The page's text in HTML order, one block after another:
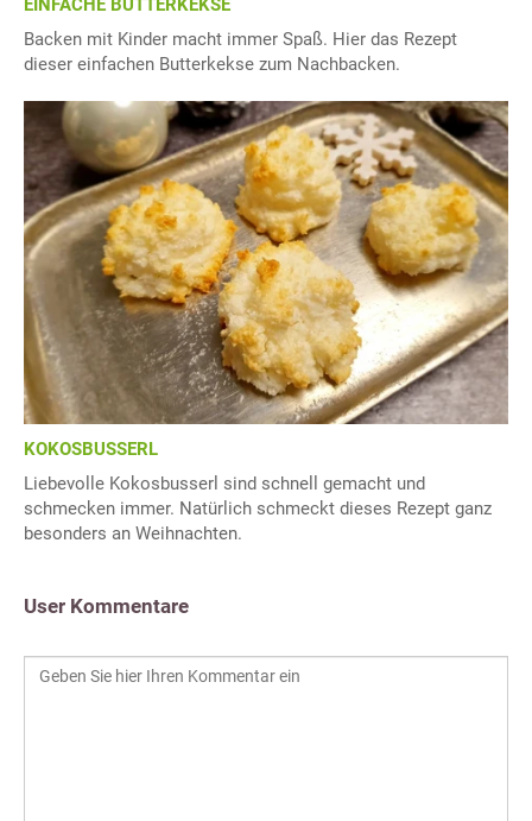
EINFACHE BUTTERKEKSE
Backen mit Kinder macht immer Spaß. Hier das Rezept
dieser einfachen Butterkekse zum Nachbacken.
KOKOSBUSSERL
Liebevolle Kokosbusserl sind schnell gemacht und
schmecken immer. Natürlich schmeckt dieses Rezept ganz
besonders an Weihnachten.
User Kommentare